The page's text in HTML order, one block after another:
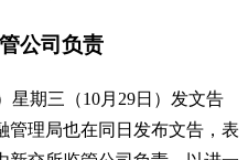
公司负责
星期三（10月29日）发文告
管理局也在同日发布文告，表